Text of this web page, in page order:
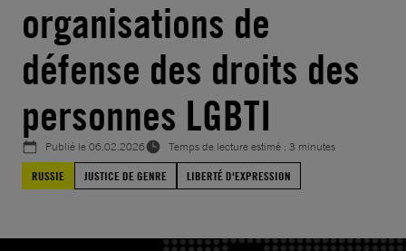
organisations de
défense des droits des
personnes LGBTI
Publié le06.02.2026
Temps de lecture estimé : 3 minutes
RUSSIE
JUSTICE DE GENRE LIBERTÉ D'EXPRESSION